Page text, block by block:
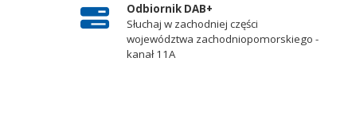
Odbiornik DAB+
Słuchaj w zachodniej części
województwa zachodniopomorskiego -
kanał 11A